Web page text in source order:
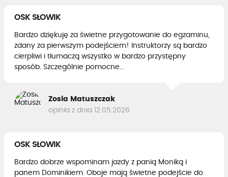
OSK SŁOWIK
Bardzo dziękuję za świetne przygotowanie do egzaminu,
zdany za pierwszym podejściem! Instruktorzy są bardzo
cierpliwi i tłumaczą wszystko w bardzo przystępny
sposób. Szczególnie pomocne...
Zosia Matuszczak
opinia z dnia 12.05.2026
OSK SŁOWIK
Bardzo dobrze wspominam jazdy z panią Moniką i
panem Dominikiem. Oboje mają świetne podejście do